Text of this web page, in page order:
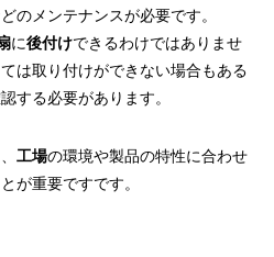
のメンテナンスが必要です。
に後付けできるわけではありませ
は取り付けができない場合もある
する必要があります。
工場の環境や製品の特性に合わせ
が重要ですです。